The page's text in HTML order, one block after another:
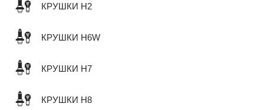
КРУШКИ H2
КРУШКИ H6W
КРУШКИ H7
КРУШКИ H8